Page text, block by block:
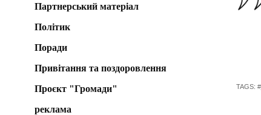
TAGS: #
Партнерський матеріал
Політик
Поради
Привітання та поздоровлення
Проєкт "Громади"
реклама